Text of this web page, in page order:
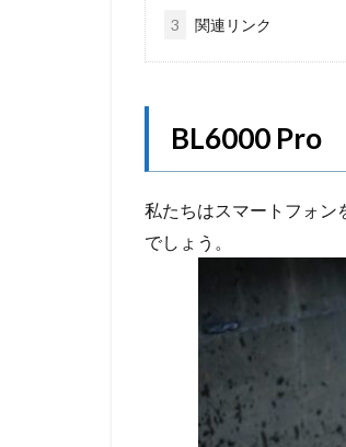
3 関連リンク
BL6000 Pro
私たちはスマートフォン
でしょう。